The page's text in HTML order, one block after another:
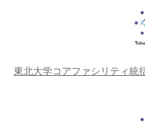
東北大学コアファシリティ統